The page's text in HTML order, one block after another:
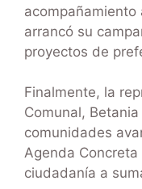
acompañamiento
arrancó su
proyectos de
Finalmente, la
Comunal,
comunidades
Agenda
ciudadanía a